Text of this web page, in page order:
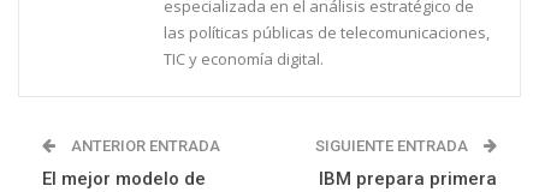
especializada en el análisis estratégico de
las políticas públicas de telecomunicaciones,
TIC y economía digital.
ANTERIOR ENTRADA
El mejor modelo de
SIGUIENTE ENTRADA
IBM prepara primera